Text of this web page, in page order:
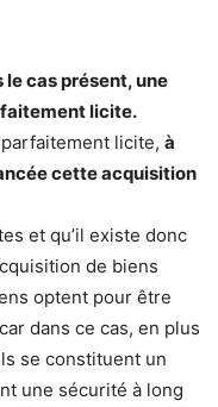
le cas présent, une
licite.
licite, à
cette acquisition
et qu’il existe donc
de biens
optent pour être
dans ce cas, en plus
se constituent un
une sécurité à long